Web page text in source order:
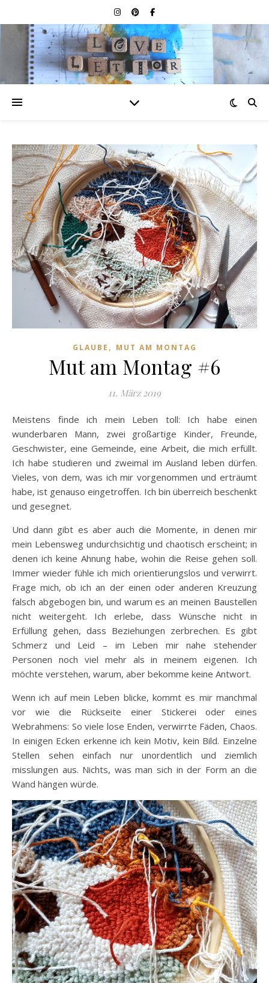
GLAUBE , MUT AM MONTAG
Mut am Montag #6
11. März 2019
Meistens finde ich mein Leben toll: Ich habe einen
wunderbaren Mann, zwei großartige Kinder, Freunde,
Geschwister, eine Gemeinde, eine Arbeit, die mich erfüllt.
Ich habe studieren und zweimal im Ausland leben dürfen.
Vieles, von dem, was ich mir vorgenommen und erträumt
habe, ist genauso eingetroffen. Ich bin überreich beschenkt
und gesegnet.
Und dann gibt es aber auch die Momente, in denen mir
mein Lebensweg undurchsichtig und chaotisch erscheint; in
denen ich keine Ahnung habe, wohin die Reise gehen soll.
Immer wieder fühle ich mich orientierungslos und verwirrt.
Frage mich, ob ich an der einen oder anderen Kreuzung
falsch abgebogen bin, und warum es an meinen Baustellen
nicht weitergeht. Ich erlebe, dass Wünsche nicht in
Erfüllung gehen, dass Beziehungen zerbrechen. Es gibt
Schmerz und Leid – im Leben mir nahe stehender
Personen noch viel mehr als in meinem eigenen. Ich
möchte verstehen, warum, aber bekomme keine Antwort.
Wenn ich auf mein Leben blicke, kommt es mir manchmal
vor wie die Rückseite einer Stickerei oder eines
Webrahmens: So viele lose Enden, verwirrte Fäden, Chaos.
In einigen Ecken erkenne ich kein Motiv, kein Bild. Einzelne
Stellen sehen einfach nur unordentlich und ziemlich
misslungen aus. Nichts, was man sich in der Form an die
Wand hängen würde.